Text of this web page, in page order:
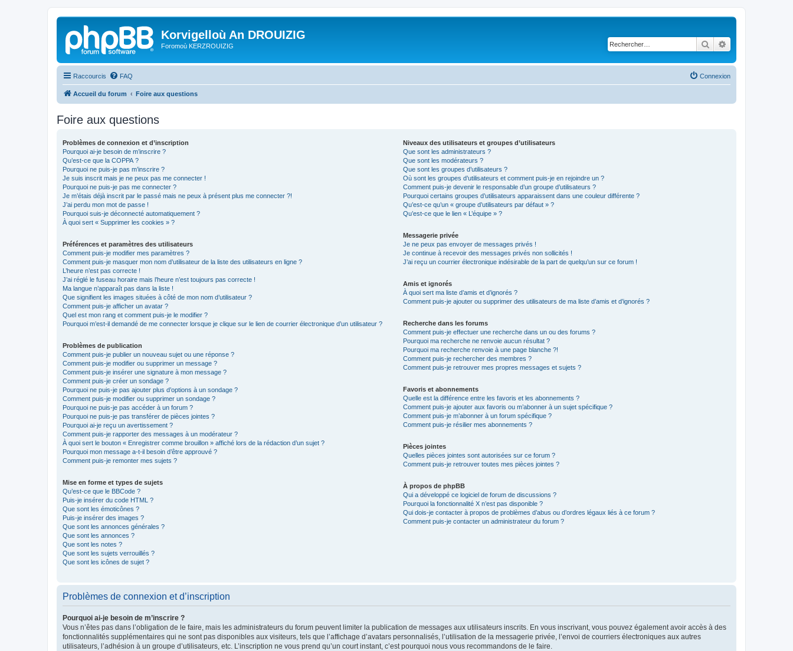
Korvigelloù An DROUIZIG
Foromoù KERZROUIZIG Rechercher
Raccourcis FAQ Connexion
Accueil du forum Foire aux questions
Foire aux questions
Problèmes de connexion et d’inscription
Pourquoi ai-je besoin de m’inscrire ?
Qu’est-ce que la COPPA ?
Pourquoi ne puis-je pas m’inscrire ?
Je suis inscrit mais je ne peux pas me connecter !
Pourquoi ne puis-je pas me connecter ?
Je m’étais déjà inscrit par le passé mais ne peux à présent plus me connecter ?!
J’ai perdu mon mot de passe !
Pourquoi suis-je déconnecté automatiquement ?
À quoi sert « Supprimer les cookies » ?
Préférences et paramètres des utilisateurs
Comment puis-je modifier mes paramètres ?
Comment puis-je masquer mon nom d’utilisateur de la liste des utilisateurs en ligne ?
L’heure n’est pas correcte !
J’ai réglé le fuseau horaire mais l’heure n’est toujours pas correcte !
Ma langue n’apparaît pas dans la liste !
Que signifient les images situées à côté de mon nom d’utilisateur ?
Comment puis-je afficher un avatar ?
Quel est mon rang et comment puis-je le modifier ?
Pourquoi m’est-il demandé de me connecter lorsque je clique sur le lien de courrier électronique d’un utilisateur ?
Problèmes de publication
Comment puis-je publier un nouveau sujet ou une réponse ?
Comment puis-je modifier ou supprimer un message ?
Comment puis-je insérer une signature à mon message ?
Comment puis-je créer un sondage ?
Pourquoi ne puis-je pas ajouter plus d’options à un sondage ?
Comment puis-je modifier ou supprimer un sondage ?
Pourquoi ne puis-je pas accéder à un forum ?
Pourquoi ne puis-je pas transférer de pièces jointes ?
Pourquoi ai-je reçu un avertissement ?
Comment puis-je rapporter des messages à un modérateur ?
À quoi sert le bouton « Enregistrer comme brouillon » affiché lors de la rédaction d’un sujet ?
Pourquoi mon message a-t-il besoin d’être approuvé ?
Comment puis-je remonter mes sujets ?
Mise en forme et types de sujets
Qu’est-ce que le BBCode ?
Puis-je insérer du code HTML ?
Que sont les émoticônes ?
Puis-je insérer des images ?
Que sont les annonces générales ?
Que sont les annonces ?
Que sont les notes ?
Que sont les sujets verrouillés ?
Que sont les icônes de sujet ?
Niveaux des utilisateurs et groupes d’utilisateurs
Que sont les administrateurs ?
Que sont les modérateurs ?
Que sont les groupes d’utilisateurs ?
Où sont les groupes d’utilisateurs et comment puis-je en rejoindre un ?
Comment puis-je devenir le responsable d’un groupe d’utilisateurs ?
Pourquoi certains groupes d’utilisateurs apparaissent dans une couleur différente ?
Qu’est-ce qu’un « groupe d’utilisateurs par défaut » ?
Qu’est-ce que le lien « L’équipe » ?
Messagerie privée
Je ne peux pas envoyer de messages privés !
Je continue à recevoir des messages privés non sollicités !
J’ai reçu un courrier électronique indésirable de la part de quelqu’un sur ce forum !
Amis et ignorés
À quoi sert ma liste d’amis et d’ignorés ?
Comment puis-je ajouter ou supprimer des utilisateurs de ma liste d’amis et d’ignorés ?
Recherche dans les forums
Comment puis-je effectuer une recherche dans un ou des forums ?
Pourquoi ma recherche ne renvoie aucun résultat ?
Pourquoi ma recherche renvoie à une page blanche ?!
Comment puis-je rechercher des membres ?
Comment puis-je retrouver mes propres messages et sujets ?
Favoris et abonnements
Quelle est la différence entre les favoris et les abonnements ?
Comment puis-je ajouter aux favoris ou m’abonner à un sujet spécifique ?
Comment puis-je m’abonner à un forum spécifique ?
Comment puis-je résilier mes abonnements ?
Pièces jointes
Quelles pièces jointes sont autorisées sur ce forum ?
Comment puis-je retrouver toutes mes pièces jointes ?
À propos de phpBB
Qui a développé ce logiciel de forum de discussions ?
Pourquoi la fonctionnalité X n’est pas disponible ?
Qui dois-je contacter à propos de problèmes d’abus ou d’ordres légaux liés à ce forum ?
Comment puis-je contacter un administrateur du forum ?
Problèmes de connexion et d’inscription
Pourquoi ai-je besoin de m’inscrire ?
Vous n’êtes pas dans l’obligation de le faire, mais les administrateurs du forum peuvent limiter la publication de messages aux utilisateurs inscrits. En vous inscrivant, vous pouvez également avoir accès à des
fonctionnalités supplémentaires qui ne sont pas disponibles aux visiteurs, tels que l’affichage d’avatars personnalisés, l’utilisation de la messagerie privée, l’envoi de courriers électroniques aux autres
utilisateurs, l’adhésion à un groupe d’utilisateurs, etc. L’inscription ne vous prend qu’un court instant, c’est pourquoi nous vous recommandons de le faire.